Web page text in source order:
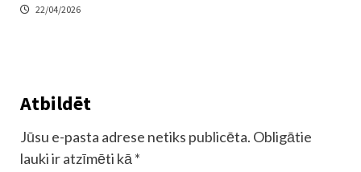
22/04/2026
Atbildēt
Jūsu e-pasta adrese netiks publicēta. Obligātie
lauki ir atzīmēti kā *